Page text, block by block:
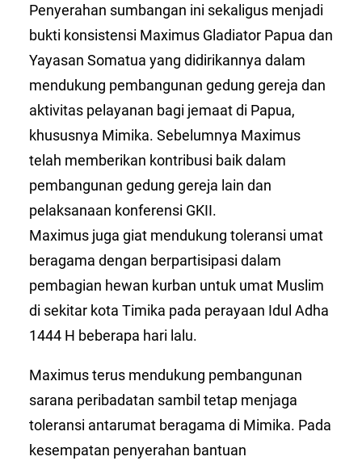
Penyerahan sumbangan ini sekaligus menjadi
bukti konsistensi Maximus Gladiator Papua dan
Yayasan Somatua yang didirikannya dalam
mendukung pembangunan gedung gereja dan
aktivitas pelayanan bagi jemaat di Papua,
khususnya Mimika. Sebelumnya Maximus
telah memberikan kontribusi baik dalam
pembangunan gedung gereja lain dan
pelaksanaan konferensi GKII.
Maximus juga giat mendukung toleransi umat
beragama dengan berpartisipasi dalam
pembagian hewan kurban untuk umat Muslim
di sekitar kota Timika pada perayaan Idul Adha
1444 H beberapa hari lalu.
Maximus terus mendukung pembangunan
sarana peribadatan sambil tetap menjaga
toleransi antarumat beragama di Mimika. Pada
kesempatan penyerahan bantuan